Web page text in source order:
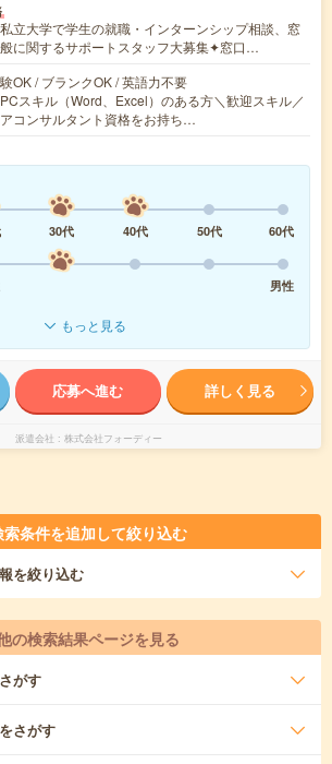
立大学で学生の就職・インターンシップ相談、窓
に関するサポートスタッフ大募集✦窓口…
OK / ブランクOK / 英語力不要
スキル（Word、Excel）のある方＼歓迎スキル／
コンサルタント資格をお持ち…
30代 40代 50代
60代
男性
もっと見る
応募へ進む 詳しく見る
派遣会社 株式会社フォーディー
索条件を追加して絞り込む
を絞り込む
の検索結果ページを見る
がす
さがす